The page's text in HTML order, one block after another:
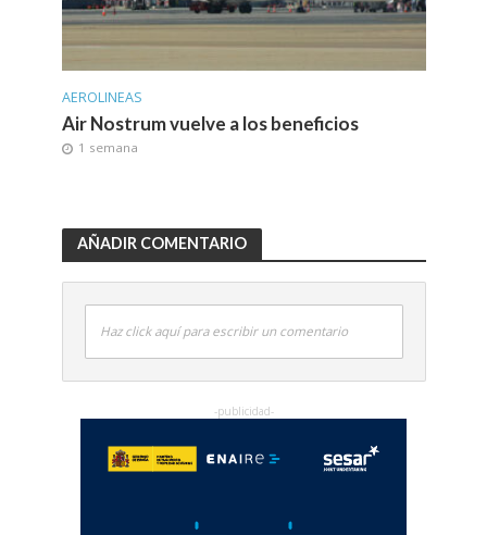
AEROLINEAS
Air Nostrum vuelve a los beneficios
1 semana
AÑADIR COMENTARIO
Haz click aquí para escribir un comentario